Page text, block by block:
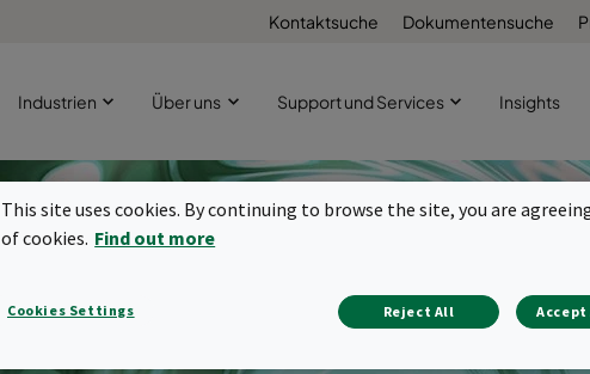
Kontaktsuche Dokumentensuche
Industrien Über uns Support und Services Insights
This site uses cookies. By continuing to browse the site, you are
of cookies. Find out more
Cookies Settings Reject All Accept